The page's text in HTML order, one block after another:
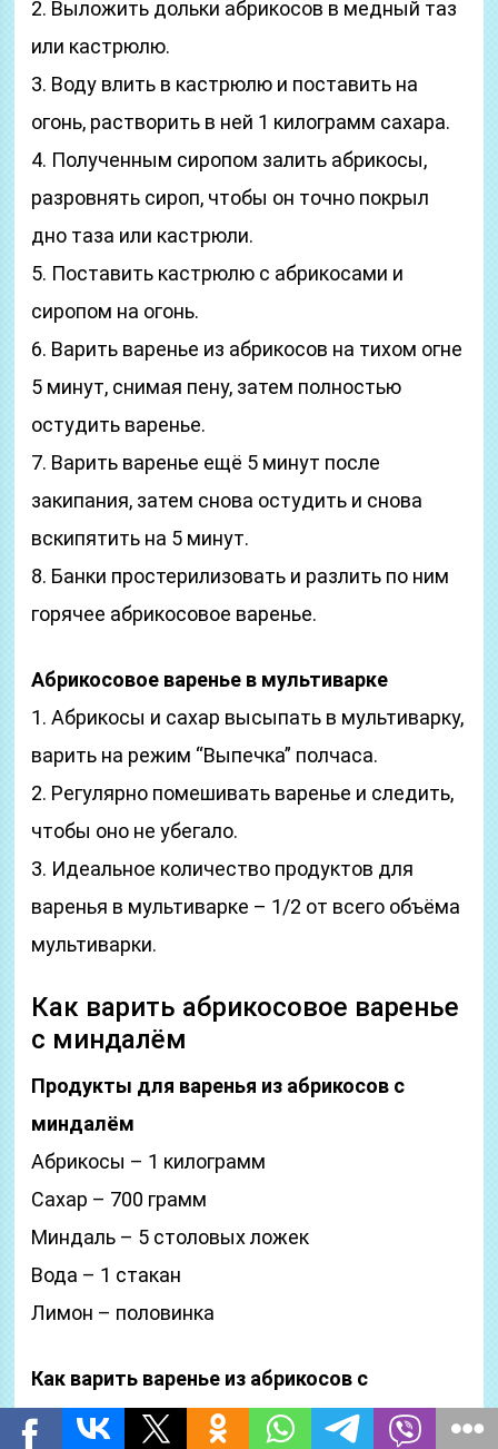
2. Выложить дольки абрикосов в медный таз
или кастрюлю.
3. Воду влить в кастрюлю и поставить на
огонь, растворить в ней 1 килограмм сахара.
4. Полученным сиропом залить абрикосы,
разровнять сироп, чтобы он точно покрыл
дно таза или кастрюли.
5. Поставить кастрюлю с абрикосами и
сиропом на огонь.
6. Варить варенье из абрикосов на тихом огне
5 минут, снимая пену, затем полностью
остудить варенье.
7. Варить варенье ещё 5 минут после
закипания, затем снова остудить и снова
вскипятить на 5 минут.
8. Банки простерилизовать и разлить по ним
горячее абрикосовое варенье.
Абрикосовое варенье в мультиварке
1. Абрикосы и сахар высыпать в мультиварку,
варить на режим “Выпечка” полчаса.
2. Регулярно помешивать варенье и следить,
чтобы оно не убегало.
3. Идеальное количество продуктов для
варенья в мультиварке – 1/2 от всего объёма
мультиварки.
Как варить абрикосовое варенье
с миндалём
Продукты для варенья из абрикосов с
миндалём
Абрикосы – 1 килограмм
Сахар – 700 грамм
Миндаль – 5 столовых ложек
Вода – 1 стакан
Лимон – половинка
Как варить варенье из абрикосов с
миндалём